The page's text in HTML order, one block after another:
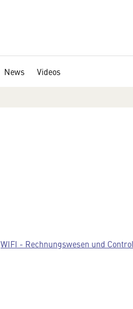
News Videos
WIFI - Rechnungswesen und